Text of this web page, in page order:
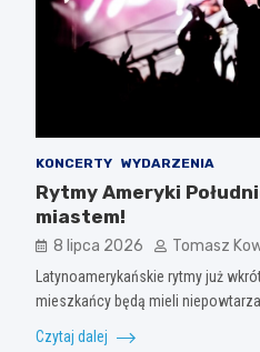
KONCERTY WYDARZENIA
Rytmy Ameryki
miastem!
8 lipca 2026 Tomasz
Latynoamerykańskie rytmy już
mieszkańcy będą mieli
Czytaj dalej